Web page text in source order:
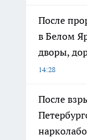
После
в Белом
дворы,
14:28
После